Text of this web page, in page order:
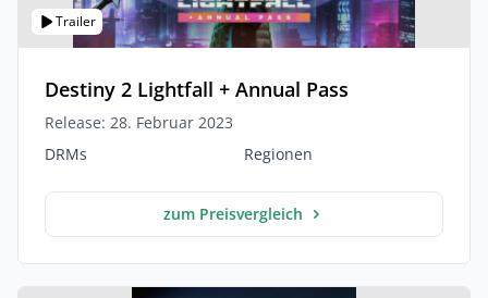
Trailer
Destiny 2 Lightfall + Annual Pass
Release: 28. Februar 2023
DRMs
Regionen
zum Preisvergleich